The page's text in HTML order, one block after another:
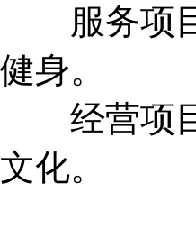
服务项目
健身。
经营项目
文化。